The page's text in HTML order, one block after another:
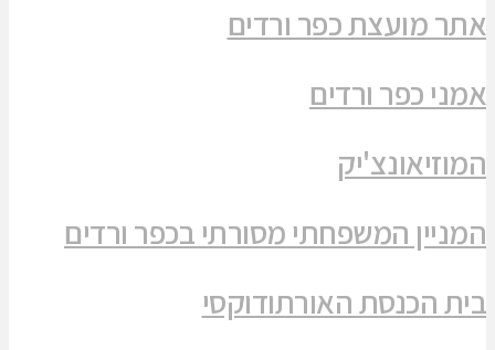
אתר מועצת כפר ורדים
אמני כפר ורדים
המוזיאונצ'יק
המניין המשפחתי מסורתי בכפר ורדים
בית הכנסת האורתודוקסי